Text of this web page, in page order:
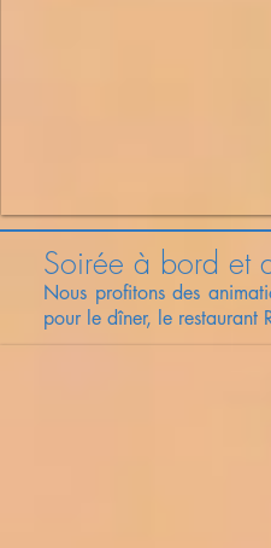
Soirée à bord et
Nous profitons des
pour le dîner, le restaurant